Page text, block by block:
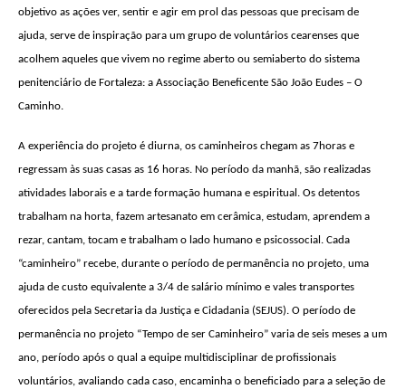
objetivo as ações ver, sentir e agir em prol das pessoas que precisam de
ajuda, serve de inspiração para um grupo de voluntários cearenses que
acolhem aqueles que vivem no regime aberto ou semiaberto do sistema
penitenciário de Fortaleza: a Associação Beneficente São João Eudes – O
Caminho.
A experiência do projeto é diurna, os caminheiros chegam as 7horas e
regressam às suas casas as 16 horas. No período da manhã, são realizadas
atividades laborais e a tarde formação humana e espiritual. Os detentos
trabalham na horta, fazem artesanato em cerâmica, estudam, aprendem a
rezar, cantam, tocam e trabalham o lado humano e psicossocial. Cada
“caminheiro” recebe, durante o período de permanência no projeto, uma
ajuda de custo equivalente a 3/4 de salário mínimo e vales transportes
oferecidos pela Secretaria da Justiça e Cidadania (SEJUS). O período de
permanência no projeto “Tempo de ser Caminheiro” varia de seis meses a um
ano, período após o qual a equipe multidisciplinar de profissionais
voluntários, avaliando cada caso, encaminha o beneficiado para a seleção de